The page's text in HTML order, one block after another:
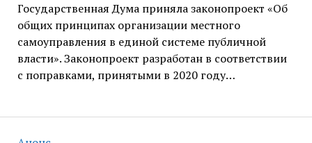
Государственная Дума приняла законопроект «Об
общих принципах организации местного
самоуправления в единой системе публичной
власти». Законопроект разработан в соответствии
с поправками, принятыми в 2020 году…